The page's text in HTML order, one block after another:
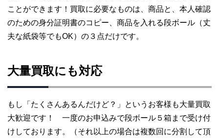
ことができます！買取に必要なものは、商品と、本人確認
のための身分証明書のコピー、商品を入れる段ボール（丈
夫な紙袋等でもOK）の３点だけです。
大量買取にも対応
もし「たくさんあるんだけど？」というお客様も大量買取
大歓迎です！ 一度のお申込みで段ボール５箱まで受け付
けしております。（それ以上の場合は複数回に分割して頂